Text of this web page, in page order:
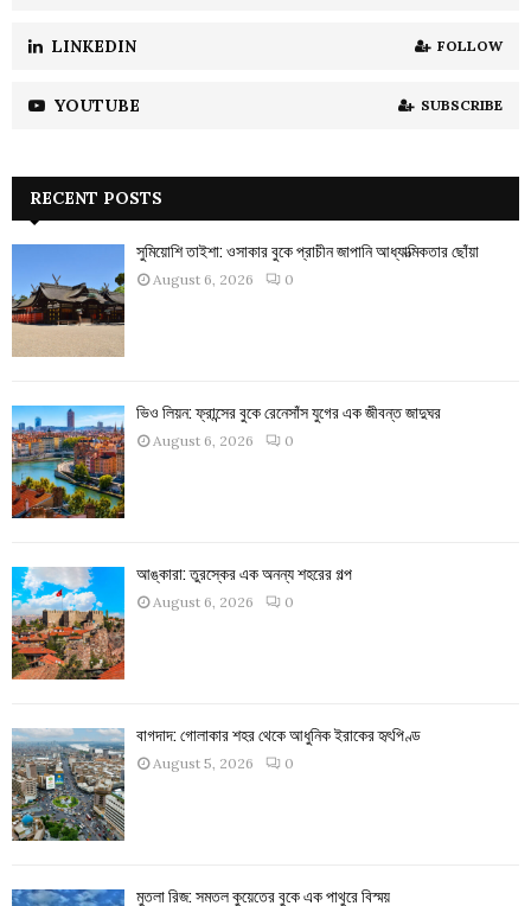
LINKEDIN FOLLOW
YOUTUBE SUBSCRIBE
RECENT POSTS
সুমিয়োশি তাইশা: ওসাকার বুকে প্রাচীন জাপানি আধ্যাত্মিকতার ছোঁয়া
August 6, 2026 0
ভিও লিয়ন: ফ্রান্সের বুকে রেনেসাঁস যুগের এক জীবন্ত জাদুঘর
August 6, 2026 0
আঙ্কারা: তুরস্কের এক অনন্য শহরের গল্প
August 6, 2026 0
বাগদাদ: গোলাকার শহর থেকে আধুনিক ইরাকের হৃৎপিণ্ড
August 5, 2026 0
মুতলা রিজ: সমতল কুয়েতের বুকে এক পাথুরে বিস্ময়